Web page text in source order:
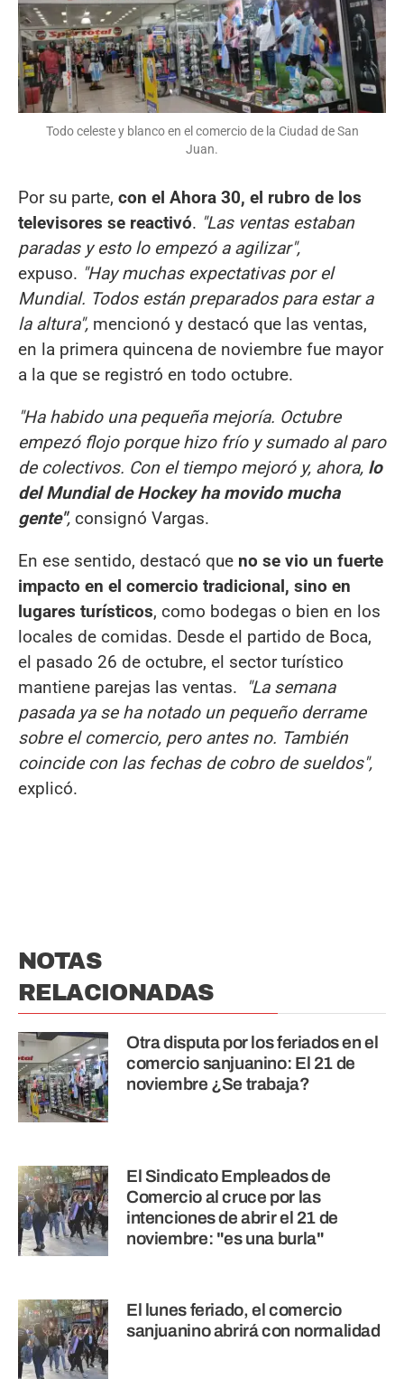
Todo celeste y blanco en el comercio de la Ciudad de San
Juan.
Por su parte, con el Ahora 30, el rubro de los
televisores se reactivó. "Las ventas estaban
paradas y esto lo empezó a agilizar",
expuso. "Hay muchas expectativas por el
Mundial. Todos están preparados para estar a
la altura", mencionó y destacó que las ventas,
en la primera quincena de noviembre fue mayor
a la que se registró en todo octubre.
"Ha habido una pequeña mejoría. Octubre
empezó flojo porque hizo frío y sumado al paro
de colectivos. Con el tiempo mejoró y, ahora, lo
del Mundial de Hockey ha movido mucha
gente", consignó Vargas.
En ese sentido, destacó que no se vio un fuerte
impacto en el comercio tradicional, sino en
lugares turísticos, como bodegas o bien en los
locales de comidas. Desde el partido de Boca,
el pasado 26 de octubre, el sector turístico
mantiene parejas las ventas.
"La semana
pasada ya se ha notado un pequeño derrame
sobre el comercio, pero antes no. También
coincide con las fechas de cobro de sueldos",
explicó.
NOTAS
RELACIONADAS
Otra disputa por los feriados en el
comercio sanjuanino: El 21 de
noviembre ¿Se trabaja?
El Sindicato Empleados de
Comercio al cruce por las
intenciones de abrir el 21 de
noviembre: "es una burla"
El lunes feriado, el comercio
sanjuanino abrirá con normalidad